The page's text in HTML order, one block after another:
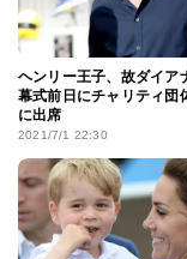
ヘンリー王子、故ダイア
幕式前日にチャリティ団
に出席
2021/7/1 22:30